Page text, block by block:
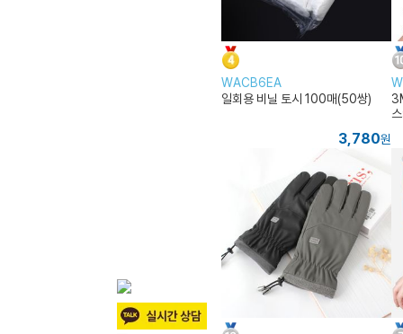
WACB6EA
일회용 비닐 토시 100매(50쌍)
3,780원